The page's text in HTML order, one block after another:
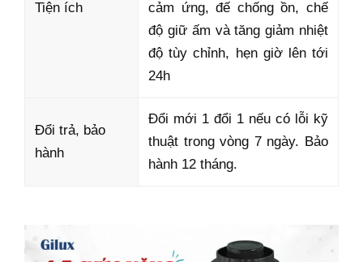
Tiện ích
cảm ứng, đế chống ồn, chế
độ giữ ấm và tăng giảm nhiệt
độ tùy chỉnh, hẹn giờ lên tới
24h
Đổi trả, bảo
hành
Đổi mới 1 đổi 1 nếu có lỗi kỹ
thuật trong vòng 7 ngày. Bảo
hành 12 tháng.